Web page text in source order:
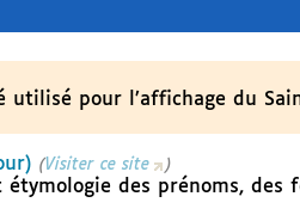
utilisé pour l’affichage du
(Visiter ce site )
des prénoms, des